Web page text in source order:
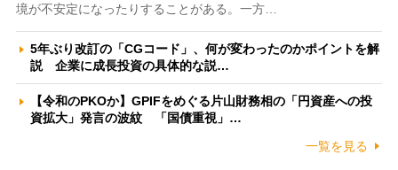
境が不安定になったりすることがある。一方…
5年ぶり改訂の「CGコード」、何が変わったのかポイントを解
説 企業に成長投資の具体的な説…
【令和のPKOか】GPIFをめぐる片山財務相の「円資産への投
資拡大」発言の波紋 「国債重視」…
一覧を見る